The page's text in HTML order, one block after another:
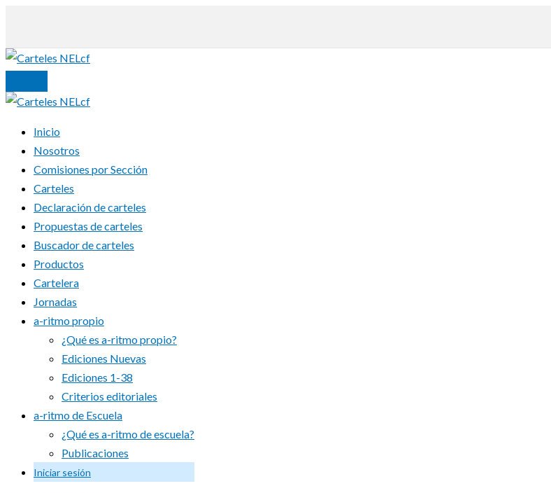
contenido
Inicio
Nosotros
Comisiones por Sección
Carteles
Declaración de carteles
Propuestas de carteles
Buscador de carteles
Productos
Cartelera
Jornadas
a-ritmo propio
¿Qué es a-ritmo propio?
Ediciones Nuevas
Ediciones 1-38
Criterios editoriales
a-ritmo de Escuela
¿Qué es a-ritmo de escuela?
Publicaciones
Iniciar sesión